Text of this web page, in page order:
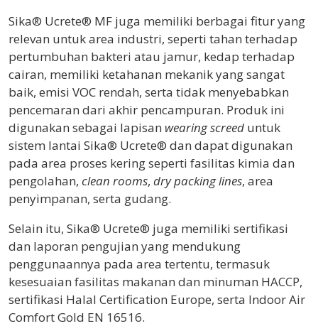
Sika® Ucrete® MF juga memiliki berbagai fitur yang
relevan untuk area industri, seperti tahan terhadap
pertumbuhan bakteri atau jamur, kedap terhadap
cairan, memiliki ketahanan mekanik yang sangat
baik, emisi VOC rendah, serta tidak menyebabkan
pencemaran dari akhir pencampuran. Produk ini
digunakan sebagai lapisan wearing screed untuk
sistem lantai Sika® Ucrete® dan dapat digunakan
pada area proses kering seperti fasilitas kimia dan
pengolahan, clean rooms, dry packing lines, area
penyimpanan, serta gudang.
Selain itu, Sika® Ucrete® juga memiliki sertifikasi
dan laporan pengujian yang mendukung
penggunaannya pada area tertentu, termasuk
kesesuaian fasilitas makanan dan minuman HACCP,
sertifikasi Halal Certification Europe, serta Indoor Air
Comfort Gold EN 16516.